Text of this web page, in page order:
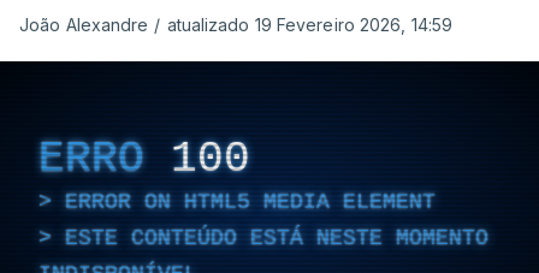
João Alexandre / atualizado 19 Fevereiro 2026, 14:59
ERRO 100
ERROR ON HTML5 MEDIA ELEMENT
ESTE CONTEÚDO ESTÁ NESTE MOMENTO